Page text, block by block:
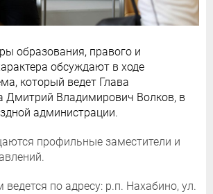
образования, правого и
обсуждают в ходе
который ведет Глава
Дмитрий Владимирович Волков, в
администрации.
профильные заместители и
по адресу: р.п. Нахабино, ул.